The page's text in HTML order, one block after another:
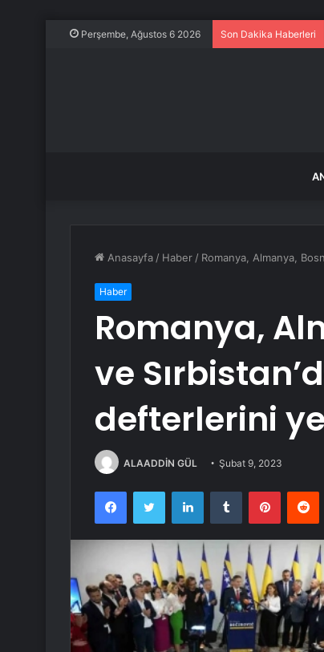
Perşembe, Ağustos 6 2026 Son Dakika Haberleri
Anasayfa / Haber / Romanya, Almanya,
Haber
Romanya,
ve
defterlerini
ALAADDİN GÜL Şubat 9, 2023
FacebookTwitter LinkedInTumblr Pinterest